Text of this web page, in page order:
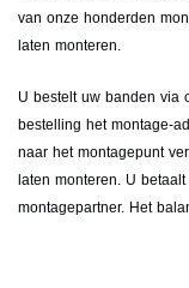
van onze honderden
laten monteren.
U bestelt uw banden via
bestelling het montage-
naar het montagepunt
laten monteren. U
montagepartner. Het